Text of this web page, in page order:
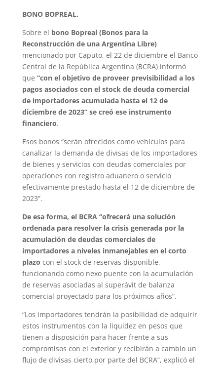
BONO BOPREAL.
Sobre el bono Bopreal (Bonos para la
Reconstrucción de una Argentina Libre)
mencionado por Caputo, el 22 de diciembre el Banco
Central de la República Argentina (BCRA) informó
que “con el objetivo de proveer previsibilidad a los
pagos asociados con el stock de deuda comercial
de importadores acumulada hasta el 12 de
diciembre de 2023” se creó ese instrumento
financiero.
Esos bonos “serán ofrecidos como vehículos para
canalizar la demanda de divisas de los importadores
de bienes y servicios con deudas comerciales por
operaciones con registro aduanero o servicio
efectivamente prestado hasta el 12 de diciembre de
2023”.
De esa forma, el BCRA “ofrecerá una solución
ordenada para resolver la crisis generada por la
acumulación de deudas comerciales de
importadores a niveles inmanejables en el corto
plazo con el stock de reservas disponible,
funcionando como nexo puente con la acumulación
de reservas asociadas al superávit de balanza
comercial proyectado para los próximos años”.
“Los importadores tendrán la posibilidad de adquirir
estos instrumentos con la liquidez en pesos que
tienen a disposición para hacer frente a sus
compromisos con el exterior y recibirán a cambio un
flujo de divisas cierto por parte del BCRA”, explicó el